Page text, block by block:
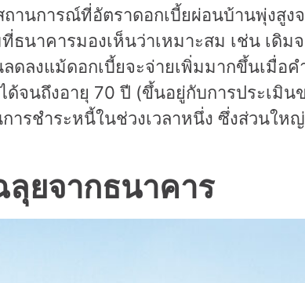
านการณ์ที่อัตราดอกเบี้ยผ่อนบ้านพุ่งสูง
ธนาคารมองเห็นว่าเหมาะสม เช่น เดิ
ลงแม้ดอกเบี้ยจะจ่ายเพิ่มมากขึ้นเมื่อ
ด้จนถึงอายุ 70 ปี (ขึ้นอยู่กับการประเมิน
รชำระหนี้ในช่วงเวลาหนึ่ง ซึ่งส่วนให
ยจากธนาคาร